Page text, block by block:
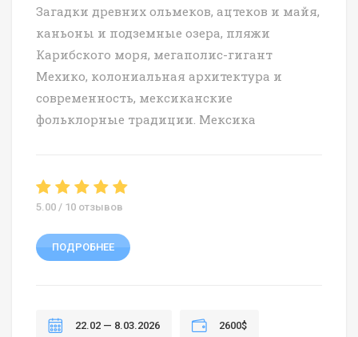
Загадки древних ольмеков, ацтеков и майя,
каньоны и подземные озера, пляжи
Карибского моря, мегаполис-гигант
Мехико, колониальная архитектура и
современность, мексиканские
фольклорные традиции. Мексика
5.00 / 10 отзывов
ПОДРОБНЕЕ
22.02 — 8.03.2026 2600$